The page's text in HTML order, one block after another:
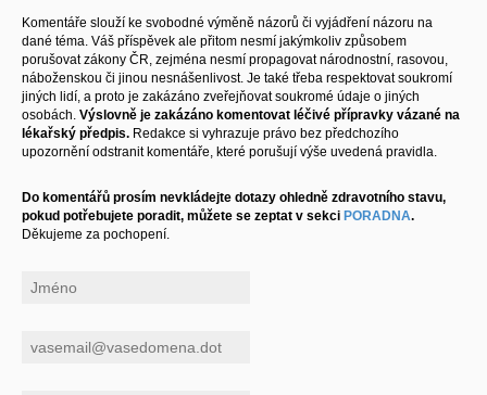
Komentáře slouží ke svobodné výměně názorů či vyjádření názoru na
dané téma. Váš příspěvek ale přitom nesmí jakýmkoliv způsobem
porušovat zákony ČR, zejména nesmí propagovat národnostní, rasovou,
náboženskou či jinou nesnášenlivost. Je také třeba respektovat soukromí
jiných lidí, a proto je zakázáno zveřejňovat soukromé údaje o jiných
osobách. Výslovně je zakázáno komentovat léčivé přípravky vázané na
lékařský předpis. Redakce si vyhrazuje právo bez předchozího
upozornění odstranit komentáře, které porušují výše uvedená pravidla.
Do komentářů prosím nevkládejte dotazy ohledně zdravotního stavu,
pokud potřebujete poradit, můžete se zeptat v sekci PORADNA.
Děkujeme za pochopení.